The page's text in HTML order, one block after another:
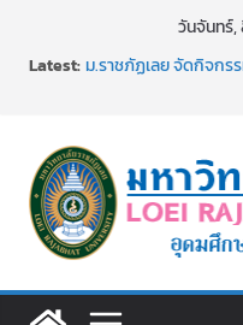
วันจันทร์,
Latest:ม.ราชภัฏเลย จัดกิจกร
เงินรายได้
ม.ราชภัฏเลย จัดมหกร
นักเรียนมัธยมปลายค้น
อธิการบดี มรภ.เลย ร่ว
ประจำปีงบประมาณ พ.
๑,๙๗๒ ชุด โดยวิธีเฉพาะ